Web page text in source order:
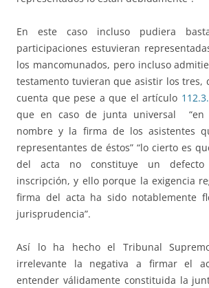
En este caso incluso pudiera
participaciones estuvieran
los mancomunados, pero incluso
testamento tuvieran que asistir los tres,
cuenta que pese a que el artículo
que en caso de junta universal
nombre y la firma de los asistentes
representantes de éstos” “lo cierto es
del acta no constituye un
inscripción, y ello porque la exigencia
firma del acta ha sido notablemente
jurisprudencia”.
Así lo ha hecho el Tribunal
irrelevante la negativa a firmar el
entender válidamente constituida la